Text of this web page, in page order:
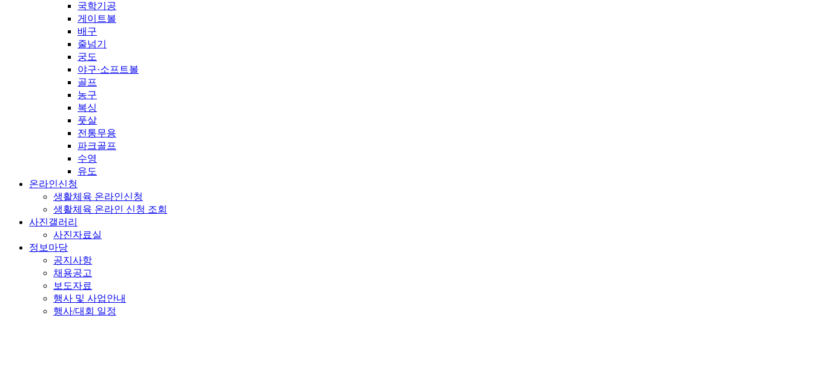
국학기공
게이트볼
배구
줄넘기
궁도
야구·소프트볼
골프
농구
복싱
풋살
전통무용
파크골프
수영
유도
온라인신청
생활체육 온라인신청
생활체육 온라인 신청 조회
사진갤러리
사진자료실
정보마당
공지사항
채용공고
보도자료
행사 및 사업안내
행사/대회 일정